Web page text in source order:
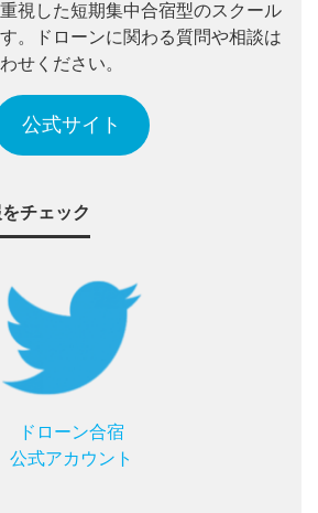
視した短期集中合宿型のスクール
。ドローンに関わる質問や相談は
せください。
公式サイト
チェック
ドローン合宿
公式アカウント